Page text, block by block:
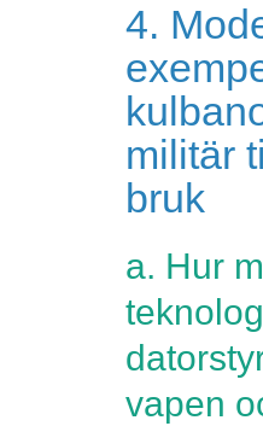
4.
militär
bruk
a. Hur
vapen